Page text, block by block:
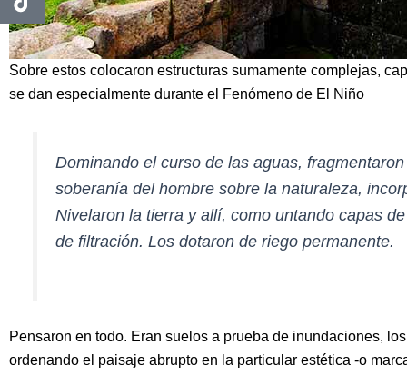
Sobre estos colocaron estructuras sumamente complejas,
se dan especialmente durante el Fenómeno de El Niño
Dominando el curso de las aguas,
soberanía del hombre sobre la naturaleza,
Nivelaron la tierra y allí, como untando capas
de filtración. Los dotaron de riego permanente.
Pensaron en todo. Eran suelos a prueba de inundaciones,
ordenando el paisaje abrupto en la particular estética -o